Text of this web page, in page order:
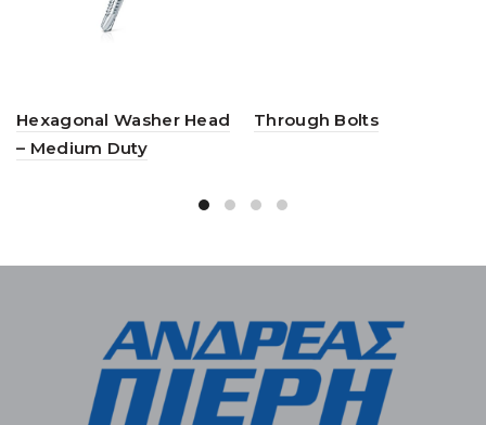
Hexagonal Washer Head
– Medium Duty
Through Bolts